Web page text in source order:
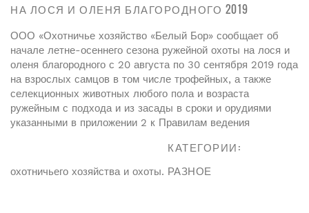
НА ЛОСЯ И ОЛЕНЯ БЛАГОРОДНОГО 2019
ООО «Охотничье хозяйство «Белый Бор» сообщает об
начале летне-осеннего сезона ружейной охоты на лося и
оленя благородного с 20 августа по 30 сентября 2019 года
на взрослых самцов в том числе трофейных, а также
селекционных животных любого пола и возраста
ружейным с подхода и из засады в сроки и орудиями
указанными в приложении 2 к Правилам ведения
охотничьего хозяйства и охоты.
КАТЕГОРИИ:
РАЗНОЕ